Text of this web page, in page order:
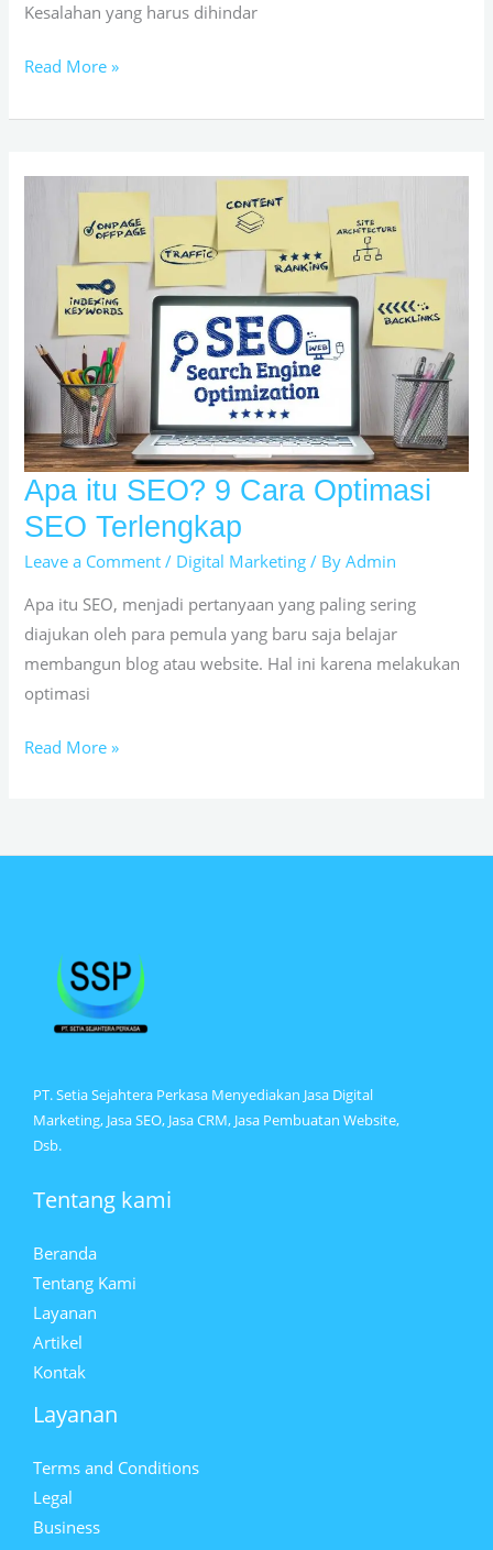
Kesalahan yang harus dihindar
dan
Kesalahan
harus
Read More »
Apa itu SEO? 9 Cara Optimasi
SEO Terlengkap
Leave a Comment / Digital Marketing / ByAdmin
Apa itu SEO, menjadi pertanyaan yang paling sering
diajukan oleh para pemula yang baru saja belajar
membangun blog atau website. Hal ini karena melakukan
optimasi
Apa
itu
SEO?
9
Cara
Optimasi
SEO
Terlengkap
Read More »
PT. Setia Sejahtera Perkasa Menyediakan Jasa Digital
Marketing, Jasa SEO, Jasa CRM, Jasa Pembuatan Website,
Dsb.
Tentang kami
Beranda
Tentang Kami
Layanan
Artikel
Kontak
Layanan
Terms and Conditions
Legal
Business